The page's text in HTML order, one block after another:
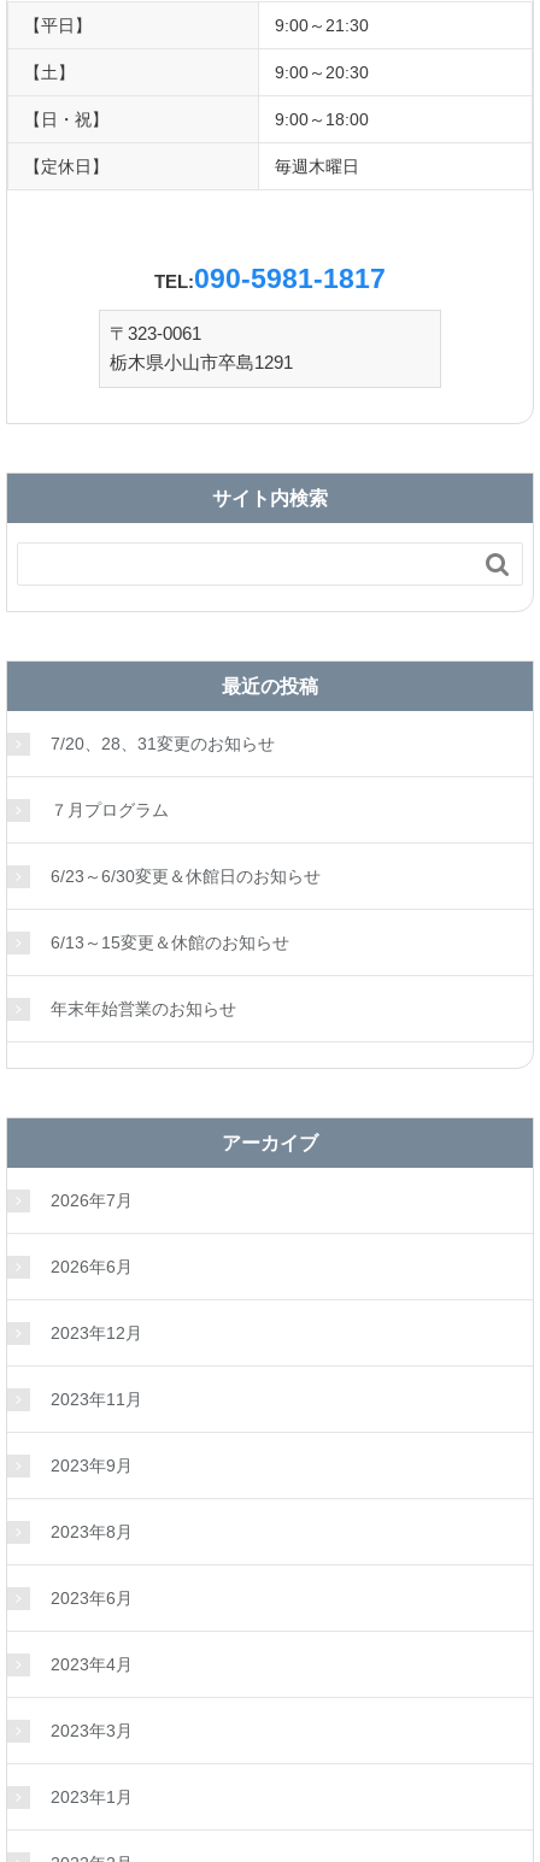
【平日】 9:00～21:30
【土】 9:00～20:30
【日・祝】 9:00～18:00
【定休日】 毎週木曜日
TEL:090-5981-1817
〒323-0061
栃木県小山市卒島1291
サイト内検索

最近の投稿
7/20、28、31変更のお知らせ
７月プログラム
6/23～6/30変更＆休館日のお知らせ
6/13～15変更＆休館のお知らせ
年末年始営業のお知らせ
アーカイブ
2026年7月
2026年6月
2023年12月
2023年11月
2023年9月
2023年8月
2023年6月
2023年4月
2023年3月
2023年1月